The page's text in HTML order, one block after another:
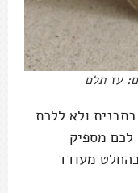
עז תלם
ולא ללכת
לכם מספיק
מעודד